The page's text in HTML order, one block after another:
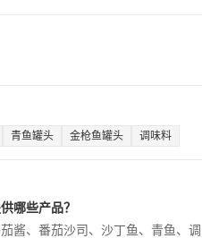
青鱼罐头 金枪鱼罐头 调味料
哪些产品？
酱、番茄沙司、沙丁鱼、青鱼、